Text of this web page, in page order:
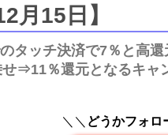
月15日】
タッチ決済で7％と高
せ⇒11％還元となるキャ
＼＼ どうかフォ